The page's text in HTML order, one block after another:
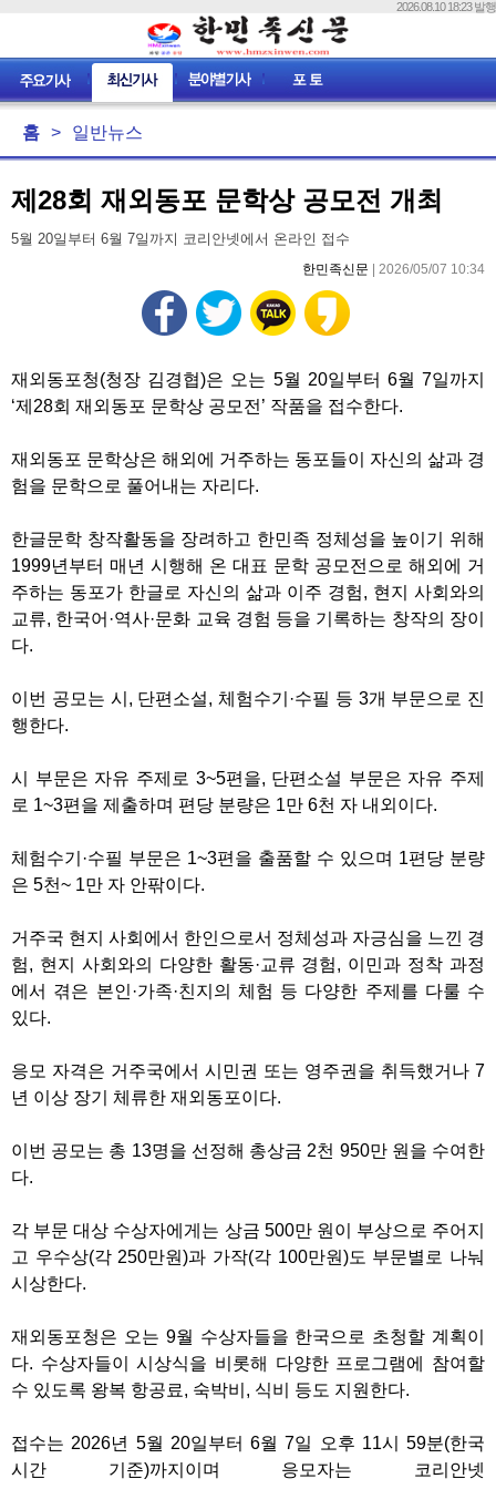
2026.08.10 18:23 발행
홈 > 일반뉴스
제28회 재외동포 문학상 공모전 개최
5월 20일부터 6월 7일까지 코리안넷에서 온라인 접수
한민족신문 | 2026/05/07 10:34
재외동포청(청장 김경협)은 오는 5월 20일부터 6월 7일까지
‘제28회 재외동포 문학상 공모전’ 작품을 접수한다.
재외동포 문학상은 해외에 거주하는 동포들이 자신의 삶과 경
험을 문학으로 풀어내는 자리다.
한글문학 창작활동을 장려하고 한민족 정체성을 높이기 위해
1999년부터 매년 시행해 온 대표 문학 공모전으로 해외에 거
주하는 동포가 한글로 자신의 삶과 이주 경험, 현지 사회와의
교류, 한국어·역사·문화 교육 경험 등을 기록하는 창작의 장이
다.
이번 공모는 시, 단편소설, 체험수기·수필 등 3개 부문으로 진
행한다.
시 부문은 자유 주제로 3~5편을, 단편소설 부문은 자유 주제
로 1~3편을 제출하며 편당 분량은 1만 6천 자 내외이다.
체험수기·수필 부문은 1~3편을 출품할 수 있으며 1편당 분량
은 5천~ 1만 자 안팎이다.
거주국 현지 사회에서 한인으로서 정체성과 자긍심을 느낀 경
험, 현지 사회와의 다양한 활동·교류 경험, 이민과 정착 과정
에서 겪은 본인·가족·친지의 체험 등 다양한 주제를 다룰 수
있다.
응모 자격은 거주국에서 시민권 또는 영주권을 취득했거나 7
년 이상 장기 체류한 재외동포이다.
이번 공모는 총 13명을 선정해 총상금 2천 950만 원을 수여한
다.
각 부문 대상 수상자에게는 상금 500만 원이 부상으로 주어지
고 우수상(각 250만원)과 가작(각 100만원)도 부문별로 나눠
시상한다.
재외동포청은 오는 9월 수상자들을 한국으로 초청할 계획이
다. 수상자들이 시상식을 비롯해 다양한 프로그램에 참여할
수 있도록 왕복 항공료, 숙박비, 식비 등도 지원한다.
접수는 2026년 5월 20일부터 6월 7일 오후 11시 59분(한국
시간 기준)까지이며 응모자는 코리안넷